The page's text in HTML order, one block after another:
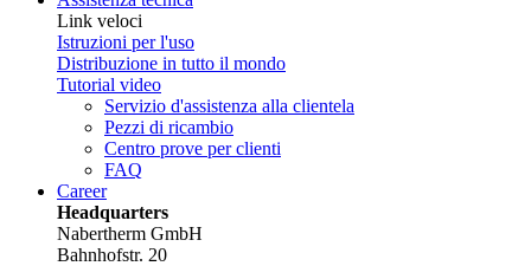
Link veloci
Istruzioni per l'uso
Distribuzione in tutto il mondo
Tutorial video
Servizio d'assistenza alla clientela
Pezzi di ricambio
Centro prove per clienti
FAQ
Career
Headquarters
Nabertherm GmbH
Bahnhofstr. 20